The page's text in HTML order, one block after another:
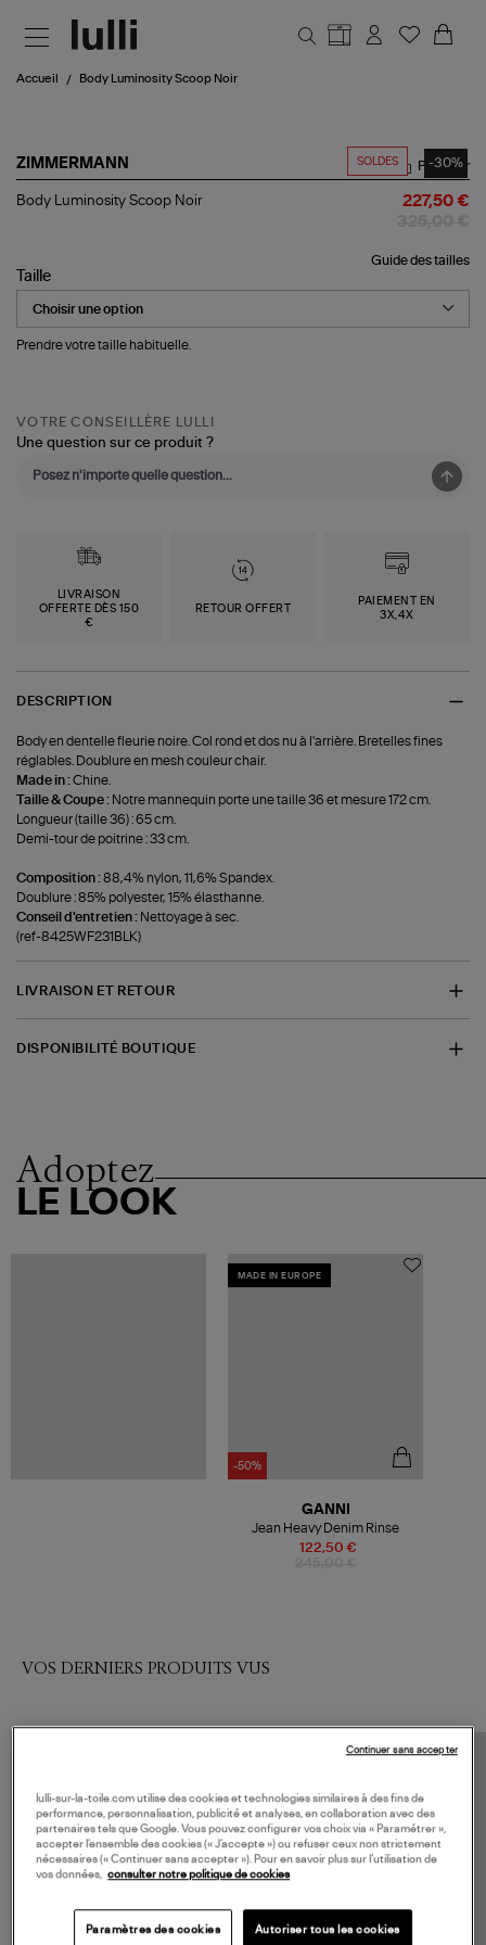
Accueil Body Luminosity Scoop Noir
SOLDES -30%
ZIMMERMANN
Body
Partager
Body Luminosity Scoop Noir 227,50 €
Guide des tailles
Taille
Prendre votre taille habituelle.
VOTRE CONSEILLÈRE LULLI
Une question sur ce produit ?
LIVRAISON
OFFERTE DÈS 150
€
RETOUR OFFERT
PAIEMENT EN
3X,4X
DESCRIPTION
Body en dentelle fleurie noire. Col rond et dos nu à l'arrière. Bretelles fines
réglables. Doublure en mesh couleur chair.
Made in :Chine.
Taille & Coupe : Notre mannequin porte une taille 36 et mesure 172 cm.
Longueur (taille 36) : 65 cm.
Demi-tour de poitrine : 33 cm.
Composition :88,4% nylon, 11,6% Spandex.
Doublure : 85% polyester, 15% élasthanne.
Conseil d'entretien : Nettoyage à sec.
(ref-8425WF231BLK)
LIVRAISON ET RETOUR
DISPONIBILITÉ BOUTIQUE
Adoptez
LE LOOK
MADE IN EUROPE
-50%
122,50 €
GANNI
Jean Heavy Denim Rinse
VOS DERNIERS PRODUITS VUS
lulli-sur-la-toile.com utilise des cookies et technologies similaires à des fins de
performance, personnalisation, publicité et analyses, en collaboration avec des
partenaires tels que Google. Vous pouvez configurer vos choix via « Paramétrer »,
accepter l’ensemble des cookies (« J’accepte ») ou refuser ceux non strictement
nécessaires (« Continuer sans accepter »). Pour en savoir plus sur l’utilisation de
vos données, consulter notre politique de cookies
Paramètres des cookies Autoriser tous les cookies
Continuer sans accepter